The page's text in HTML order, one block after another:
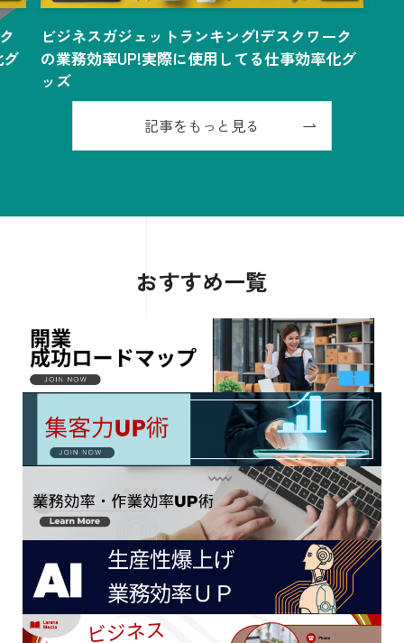
ビジネスガジェットランキング!デスクワーク
の業務効率UP!実際に使用してる仕事効率化グ
ッズ
記事をもっと見る
おすすめ一覧